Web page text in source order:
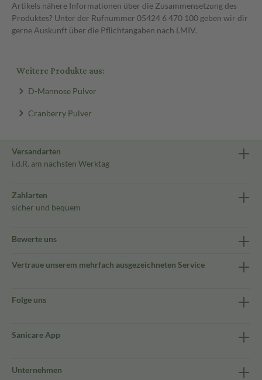
Artikels nähere Informationen über die Zusammensetzung des
Produktes? Unter der Rufnummer 05424 6 470 100 geben wir dir
gerne Auskunft über die Pflichtangaben nach LMIV.
Weitere Produkte aus:
D-Mannose Pulver
Cranberry Pulver
Versandarten
i.d.R. am nächsten Werktag
Zahlarten
sicher und bequem
Bewerte uns
Vertraue unserem mehrfach ausgezeichneten Service
Folge uns
Sanicare App
Unternehmen